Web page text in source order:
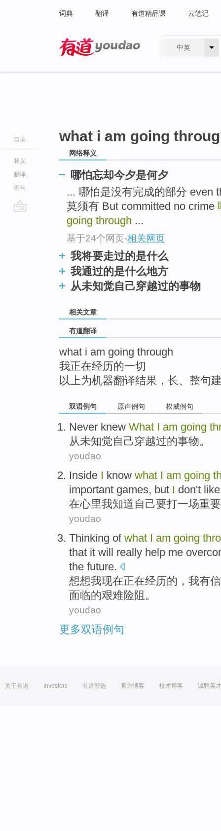
词典 翻译 有道精品课 云笔记
中英
目录
释义
翻译
例句
what i am going
网络释义
哪怕忘却今夕是何夕
... 哪怕是没有完成的部分 even
莫须有 But committed no crime
going through ...
基于24个网页-相关网页
我将要走过的是什么
我通过的是什么地方
从未知觉自己穿越过的事物
相关文章
有道翻译
what i am going through
我正在经历的一切
以上为机器翻译结果，长、整句
双语例句 原声例句 权威例句
Never knew What I am going
从未知觉自己穿越过的事物。
youdao
Inside I know what I am going
important games, but I don't
在心里我知道 自己要打一场重要
youdao
Thinking of what I am going
that it will really help me
the future.
想想我现在正在经历的 ，我有
面临的艰难险阻 。
youdao
更多双语例句
关于有道 Investors 有道智选 官方博客 技术博客 诚聘英才